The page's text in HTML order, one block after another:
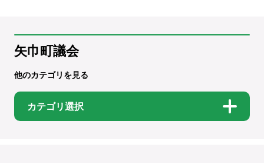
矢巾町議会
他のカテゴリを見る
カテゴリ選択